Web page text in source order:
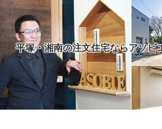
平塚・湘南の注文住宅ならアソビ